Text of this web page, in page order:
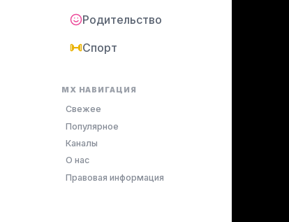
Родительство
Спорт
MX НАВИГАЦИЯ
Свежее
Популярное
Каналы
О нас
Правовая информация